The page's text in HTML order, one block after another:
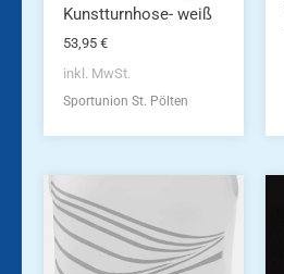
Kunstturnhose- weiß
53,95 €
inkl. MwSt.
Sportunion St. Pölten
Produkt
weist
mehrere